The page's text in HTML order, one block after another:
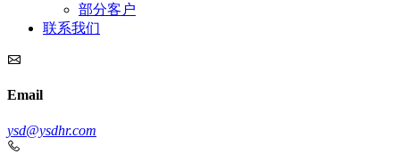
部分客户
联系我们
Email
ysd@ysdhr.com